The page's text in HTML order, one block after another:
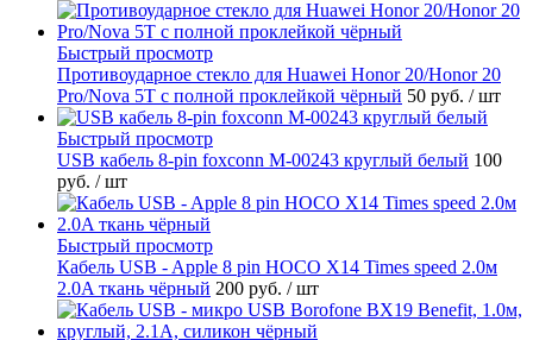
Быстрый просмотр
Противоударное стекло для Huawei Honor 20/Honor 20
Pro/Nova 5T с полной проклейкой чёрный 50 руб. / шт
Быстрый просмотр
USB кабель 8-pin foxconn M-00243 круглый белый 100
руб. / шт
Быстрый просмотр
Кабель USB - Apple 8 pin HOCO X14 Times speed 2.0м
2.0A ткань чёрный 200 руб. / шт